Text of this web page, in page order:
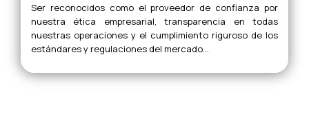
Ser reconocidos como el proveedor de confianza por
nuestra ética empresarial, transparencia en todas
nuestras operaciones y el cumplimiento riguroso de los
estándares y regulaciones del mercado...